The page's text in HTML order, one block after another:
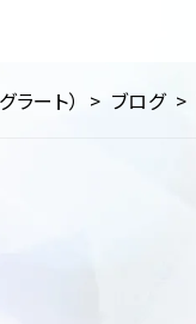
ート） ブログ